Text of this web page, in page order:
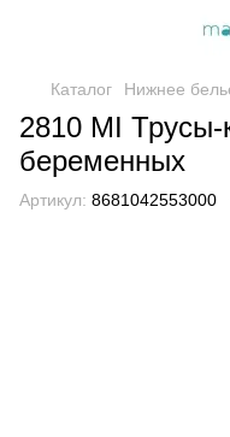
Каталог Нижнее
2810 MI Трусы-
беременных
Артикул: 8681042553000